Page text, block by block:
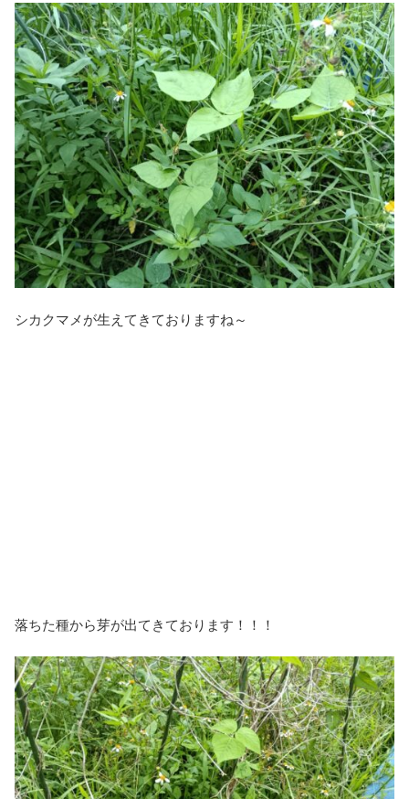
シカクマメが生えてきておりますね～
落ちた種から芽が出てきております！！！